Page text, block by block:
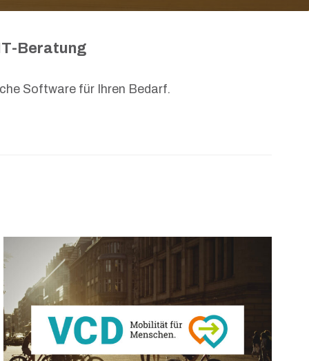
Beratung
Software für Ihren Bedarf.